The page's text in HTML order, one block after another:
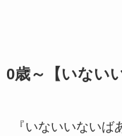
0歳～【いない
『いないいない